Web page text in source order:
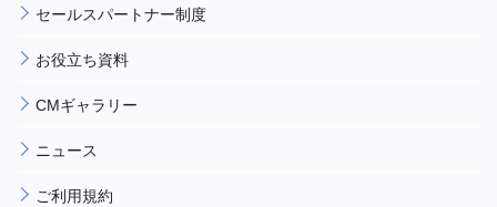
セールスパートナー制度
お役立ち資料
CMギャラリー
ニュース
ご利用規約